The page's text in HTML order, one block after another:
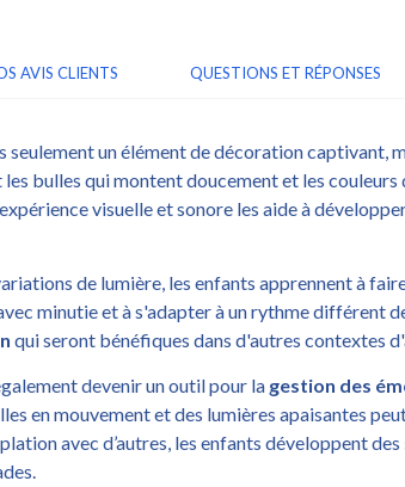
AVIS CLIENTS QUESTIONS ET RÉPONSES
seulement un élément de décoration captivant,
les bulles qui montent doucement et les
visuelle et sonore les aide à
de lumière, les enfants apprennent à
minutie et à s'adapter à un rythme différent
qui seront bénéfiques dans d'autres contextes
devenir un outil pour la gestion des
en mouvement et des lumières apaisantes
avec d’autres, les enfants développent des